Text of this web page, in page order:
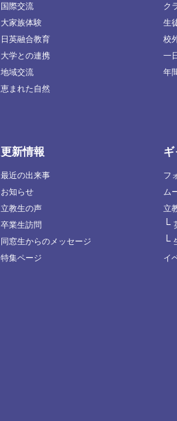
国際交流
大家族体験
日英融合教育
大学との連携
地域交流
恵まれた自然
ク
生
校
一
年
更新情報
最近の出来事
お知らせ
立教生の声
卒業生訪問
同窓生からのメッセージ
特集ページ
ギ
フ
ム
立
└
└
イ